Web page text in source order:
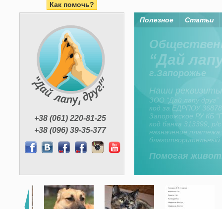
Как помочь?
+38 (061) 220-81-25
+38 (096) 39-35-377
Полезное Статьи
Помогая
Организация “Дай
средства членов
неравнодушных